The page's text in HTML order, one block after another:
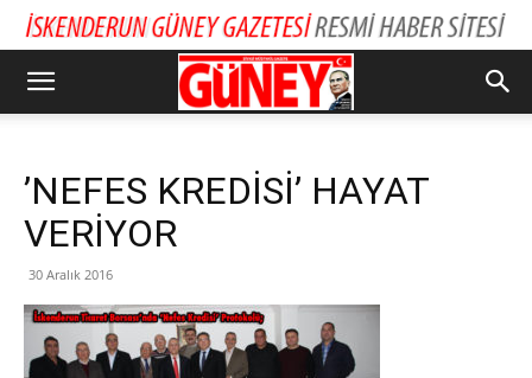
’NEFES KREDİSİ’ HAYAT
VERİYOR
30 Aralık 2016